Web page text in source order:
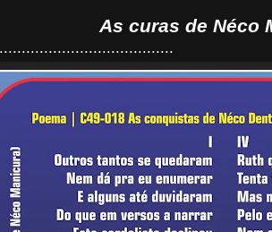
As curas de Néco